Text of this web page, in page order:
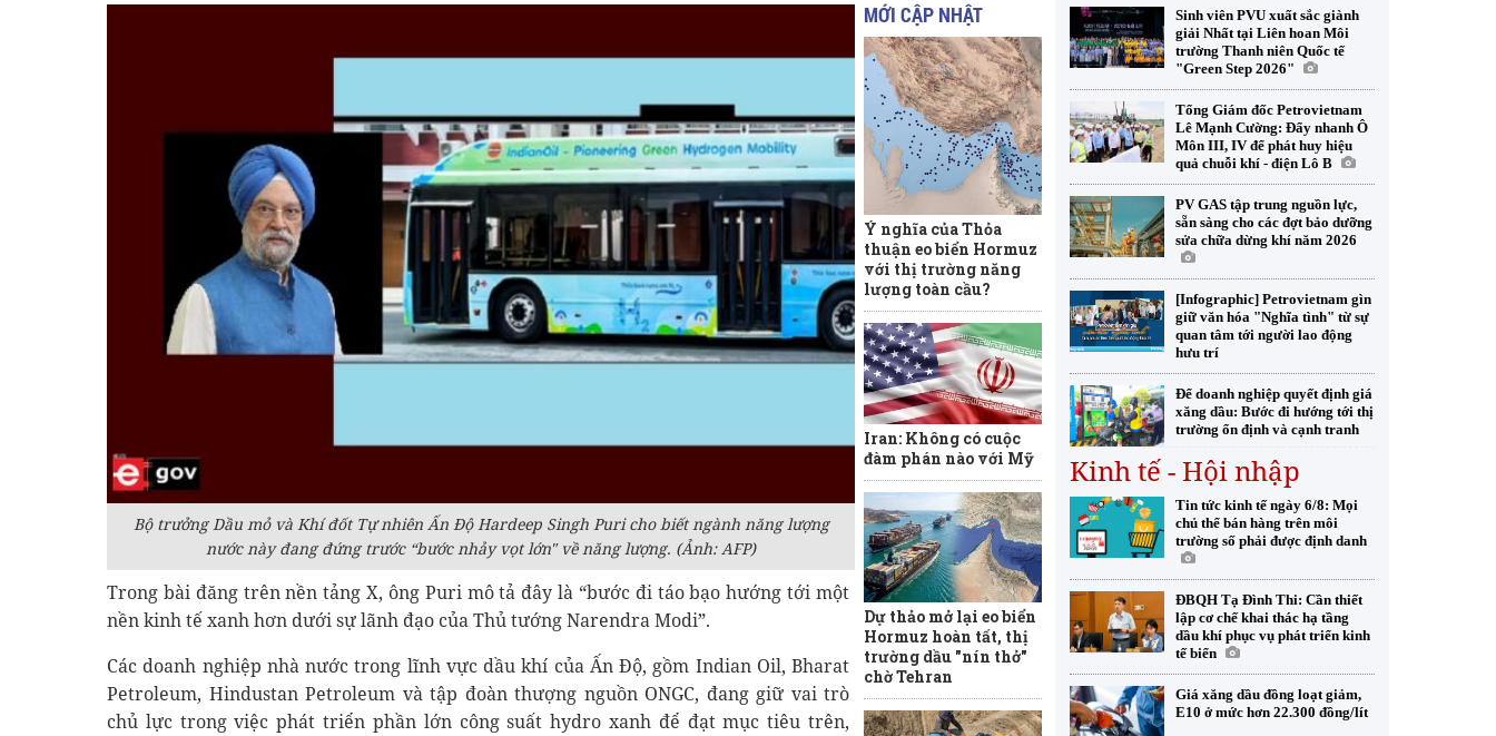
Bộ trưởng Dầu mỏ và Khí đốt Tự nhiên Ấn Độ Hardeep Singh Puri cho biết ngành năng lượng
nước này đang đứng trước “bước nhảy vọt lớn" về năng lượng. (Ảnh: AFP)
Trong bài đăng trên nền tảng X, ông Puri mô tả đây là “bước đi táo bạo hướng tới một
nền kinh tế xanh hơn dưới sự lãnh đạo của Thủ tướng Narendra Modi”.
Các doanh nghiệp nhà nước trong lĩnh vực dầu khí của Ấn Độ, gồm Indian Oil, Bharat
Petroleum, Hindustan Petroleum và tập đoàn thượng nguồn ONGC, đang giữ vai trò
chủ lực trong việc phát triển phần lớn công suất hydro xanh để đạt mục tiêu trên,
MỚI CẬP NHẬT
Ý nghĩa của Thỏa
thuận eo biển Hormuz
với thị trường năng
lượng toàn cầu?
Iran: Không có cuộc
đàm phán nào với Mỹ
Dự thảo mở lại eo biển
Hormuz hoàn tất, thị
trường dầu "nín thở"
chờ Tehran
Sinh viên PVU xuất sắc giành
giải Nhất tại Liên hoan Môi
trường Thanh niên Quốc tế
"Green Step 2026"
Tổng Giám đốc Petrovietnam
Lê Mạnh Cường: Đẩy nhanh Ô
Môn III, IV để phát huy hiệu
quả chuỗi khí - điện Lô B
PV GAS tập trung nguồn lực,
sẵn sàng cho các đợt bảo dưỡng
sửa chữa dừng khí năm 2026
[Infographic] Petrovietnam gìn
giữ văn hóa "Nghĩa tình" từ sự
quan tâm tới người lao động
hưu trí
Để doanh nghiệp quyết định giá
xăng dầu: Bước đi hướng tới thị
trường ổn định và cạnh tranh
Kinh tế - Hội nhập
Tin tức kinh tế ngày 6/8: Mọi
chủ thể bán hàng trên môi
trường số phải được định danh
ĐBQH Tạ Đình Thi: Cần thiết
lập cơ chế khai thác hạ tầng
dầu khí phục vụ phát triển kinh
tế biển
Giá xăng dầu đồng loạt giảm,
E10 ở mức hơn 22.300 đồng/lít